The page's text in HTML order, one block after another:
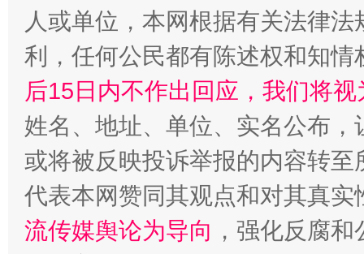
这是一记警钟！ 谢
人或单位，本网根据有关法律
利，任何公民都有陈述权和知情
后15日内不作出回应，我们将
姓名、地址、单位、实名公布
或将被反映投诉举报的内容转
代表本网赞同其观点和对其真实
流传媒舆论为导向 ，强化反腐